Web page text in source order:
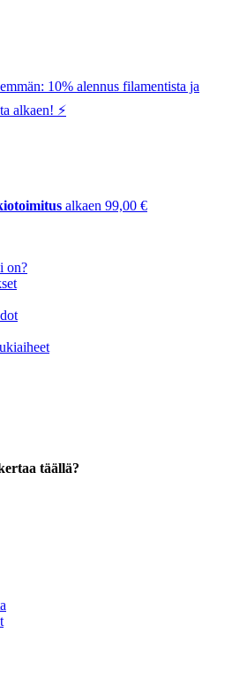
10% alennus filamentista ja
alkaen! ⚡️
alkaen 99,00 €
on?
täällä?